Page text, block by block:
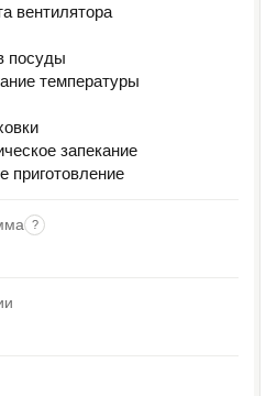
вентилятора
посуды
температуры
запекание
приготовление
?